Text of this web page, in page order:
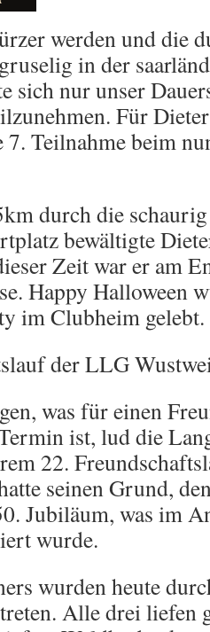
werden und die
in der
sich nur unser
Für
7. Teilnahme beim
durch die
bewältigte
Zeit war er am
Happy Halloween
im Clubheim gelebt.
der LLG
was für einen
ist, lud die
22.
seinen Grund,
Jubiläum, was im
wurde.
wurden heute
Alle drei liefen